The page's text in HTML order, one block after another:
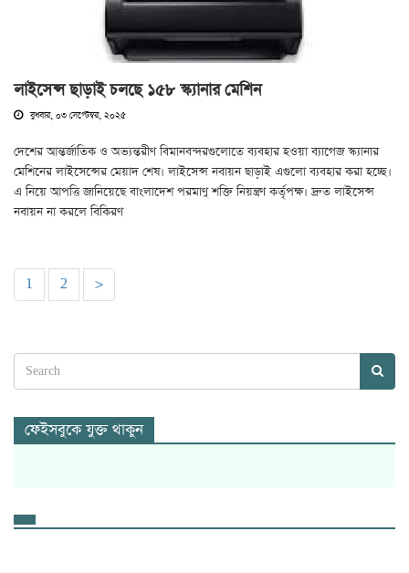
লাইসেন্স ছাড়াই চলছে ১৫৮ স্ক্যানার মেশিন
বুধবার, ০৩ সেপ্টেম্বর, ২০২৫
দেশের আন্তর্জাতিক ও অভ্যন্তরীণ বিমানবন্দরগুলোতে ব্যবহার হওয়া ব্যাগেজ স্ক্যানার
মেশিনের লাইসেন্সের মেয়াদ শেষ। লাইসেন্স নবায়ন ছাড়াই এগুলো ব্যবহার করা হচ্ছে।
এ নিয়ে আপত্তি জানিয়েছে বাংলাদেশ পরমাণু শক্তি নিয়ন্ত্রণ কর্তৃপক্ষ। দ্রুত লাইসেন্স
নবায়ন না করলে বিকিরণ
1 2 >
ফেইসবুকে যুক্ত থাকুন